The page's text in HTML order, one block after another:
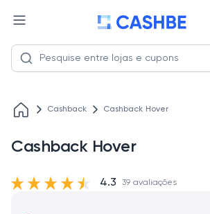
Cashback Cashback Hover
Cashback Hover
4.3 39 avaliações